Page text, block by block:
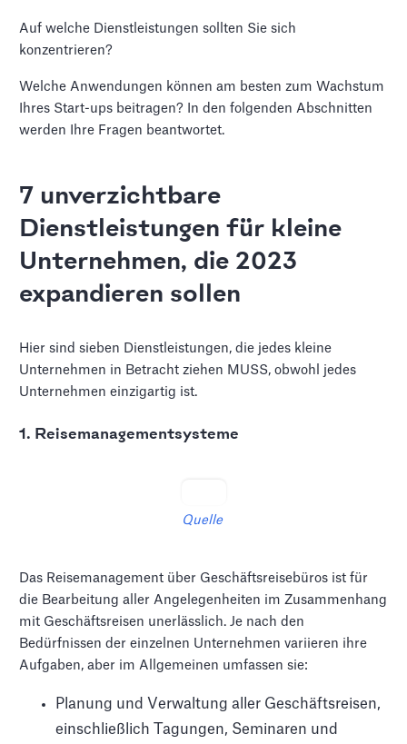
Auf welche Dienstleistungen sollten Sie sich
konzentrieren?
Welche Anwendungen können am besten zum Wachstum
Ihres Start-ups beitragen? In den folgenden Abschnitten
werden Ihre Fragen beantwortet.
7 unverzichtbare
Dienstleistungen für kleine
Unternehmen, die 2023
expandieren sollen
Hier sind sieben Dienstleistungen, die jedes kleine
Unternehmen in Betracht ziehen MUSS, obwohl jedes
Unternehmen einzigartig ist.
1. Reisemanagementsysteme
Quelle
Das Reisemanagement über Geschäftsreisebüros ist für
die Bearbeitung aller Angelegenheiten im Zusammenhang
mit Geschäftsreisen unerlässlich. Je nach den
Bedürfnissen der einzelnen Unternehmen variieren ihre
Aufgaben, aber im Allgemeinen umfassen sie:
Planung und Verwaltung aller Geschäftsreisen,
einschließlich Tagungen, Seminaren und